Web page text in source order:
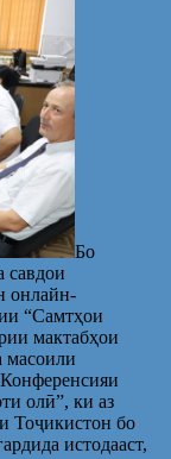
Бо
савдои
онлайн-
“Самтҳои
мактабҳои
масоили
олӣ”, ки аз
Тоҷикистон бо
истодааст,